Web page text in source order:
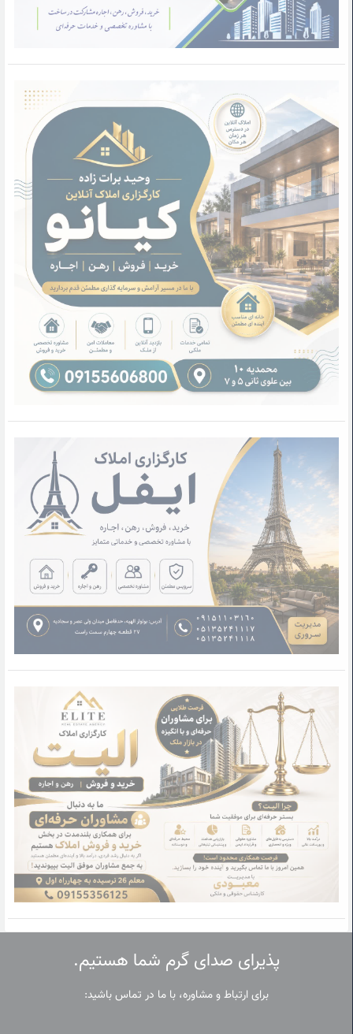
پذیرای صدای گرم شما هستیم.
برای ارتباط و مشاوره، با ما در تماس باشید: